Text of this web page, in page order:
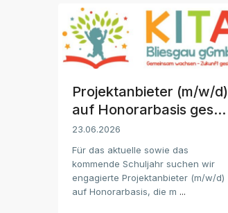
Projektanbieter (m/w/d)
auf Honorarbasis ges...
23.06.2026
Für das aktuelle sowie das
kommende Schuljahr suchen wir
engagierte Projektanbieter (m/w/d)
auf Honorarbasis, die m ...